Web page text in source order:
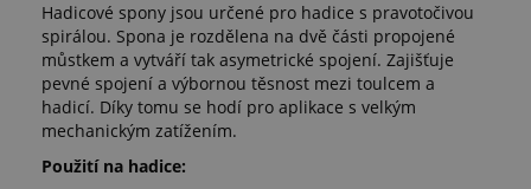
Hadicové spony jsou určené pro hadice s pravotočivou
spirálou. Spona je rozdělena na dvě části propojené
můstkem a vytváří tak asymetrické spojení. Zajišťuje
pevné spojení a výbornou těsnost mezi toulcem a
hadicí. Díky tomu se hodí pro aplikace s velkým
mechanickým zatížením.
Použití na hadice: